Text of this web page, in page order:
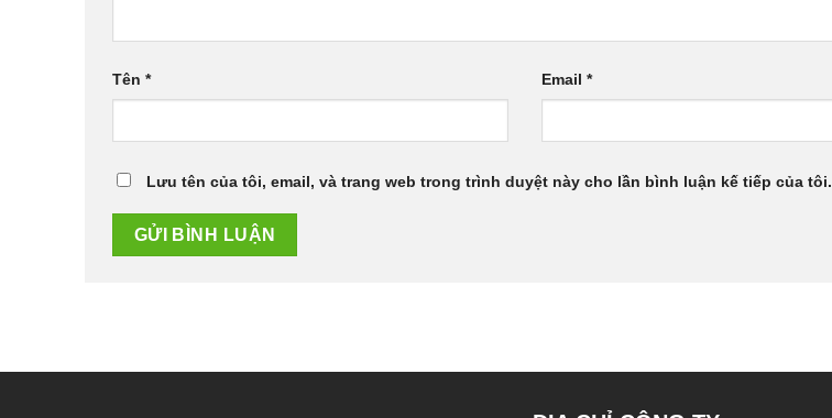
Tên * Email *
Lưu tên của tôi, email, và trang web trong trình duyệt này cho lần bình luận kế tiếp của tôi.